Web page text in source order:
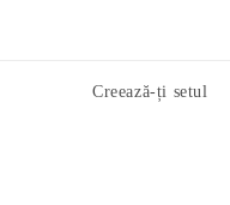
Creează-ți setul